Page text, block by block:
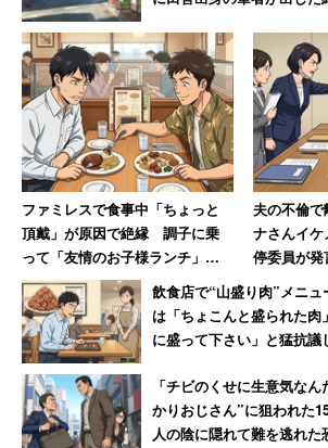
ファミレスで食事中「ちょっと
頂戴」が原因で絶縁 調子に乗
って「友情のお子様ランチ」を
作ってSNSで“プチバズ”した友
人の末路
夫の不倫
ナさんイ
停委員が
した無神
飲食店で“山盛り肉”メニ
は「ちょこんと盛られた
に盛って下さい」と猛抗議
「チビのくせに生意気な
かりおじさん”に狙われた
人の陰に隠れて難を逃れた